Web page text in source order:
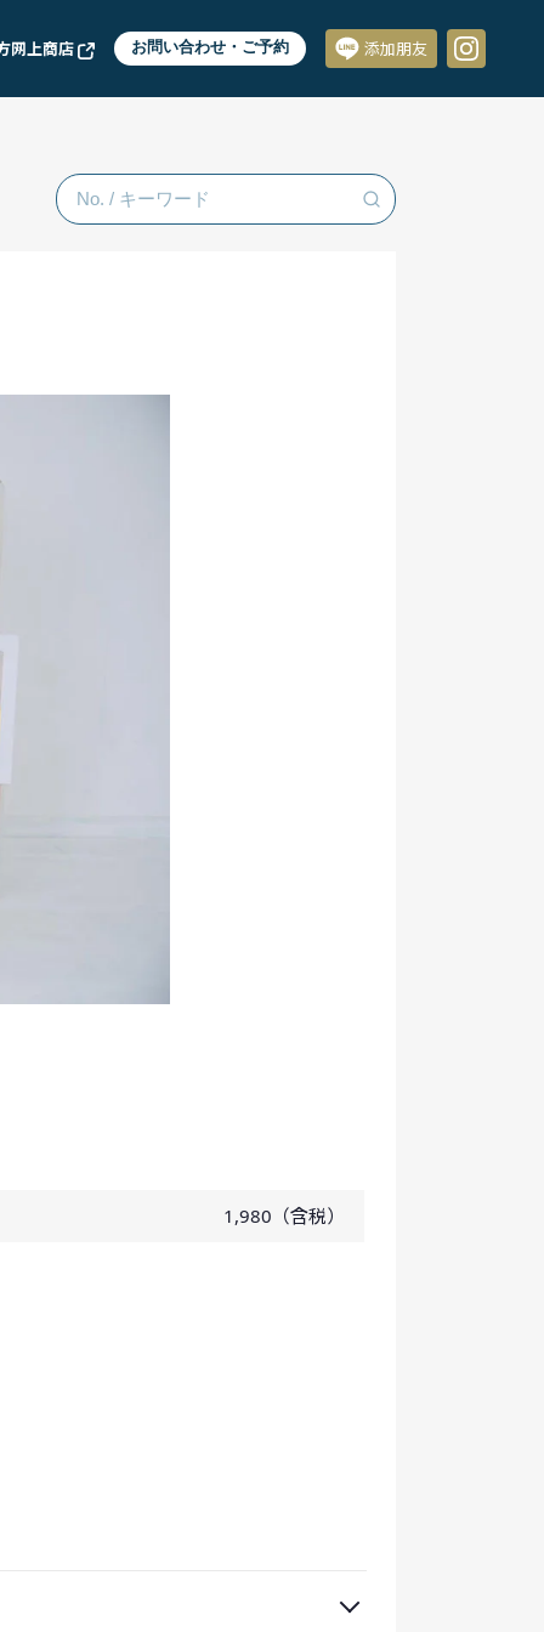
网上商店 お問い合わせ・ご予約 添加朋友
1,980（含税）